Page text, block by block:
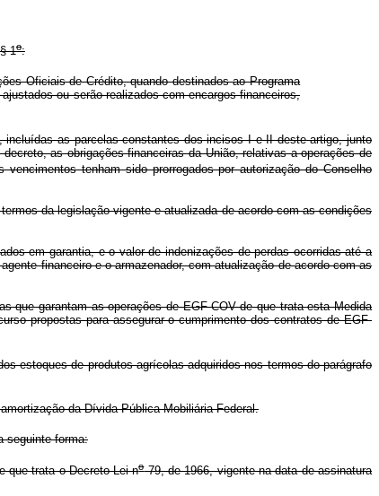
1o:
Oficiais de Crédito, quando destinados ao Programa
ou serão realizados com encargos financeiros,
as parcelas constantes dos incisos I e II deste artigo, junto
as obrigações financeiras da União, relativas a operações de
tenham sido prorrogados por autorização do Conselho
da legislação vigente e atualizada de acordo com as condições
em garantia, e o valor de indenizações de perdas ocorridas até a
financeiro e o armazenador, com atualização de acordo com as
que garantam as operações de EGF-COV de que trata esta Medida
propostas para assegurar o cumprimento dos contratos de EGF-
estoques de produtos agrícolas adquiridos nos termos do parágrafo
da Dívida Pública Mobiliária Federal.
seguinte forma:
que trata o Decreto-Lei no79, de 1966, vigente na data de assinatura